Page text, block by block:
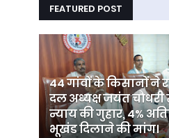
FEATURED POST
44 गांवों के किसानों ने
दल अध्यक्ष जयंत
न्याय की गुहार, 4%
भूखंड दिलाने की मांग।